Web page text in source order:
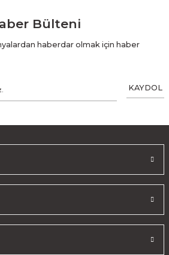
Bülteni
haberdar olmak için haber
KAYDOL